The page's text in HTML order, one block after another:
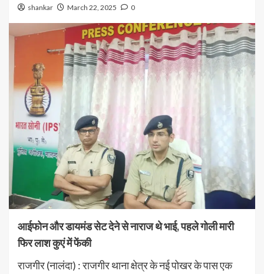
shankar March 22, 2025 0
आईफोन और डायमंड सेट देने से नाराज थे भाई, पहले गोली मारी
फिर लाश कुएं में फेंकी
राजगीर (नालंदा) : राजगीर थाना क्षेत्र के नई पोखर के पास एक